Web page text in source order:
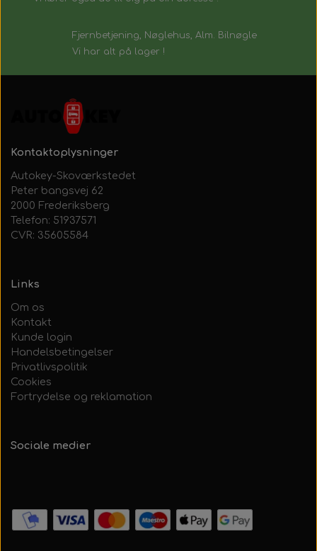
Fjernbetjening, Nøglehus, Alm. Bilnøgle
Vi har alt på lager !
Kontaktoplysninger
Autokey-Skoværkstedet
Peter bangsvej 62
2000 Frederiksberg
Telefon: 51937571
CVR: 35605584
Links
Om os
Kontakt
Kunde login
Handelsbetingelser
Privatlivspolitik
Cookies
Fortrydelse og reklamation
Sociale medier